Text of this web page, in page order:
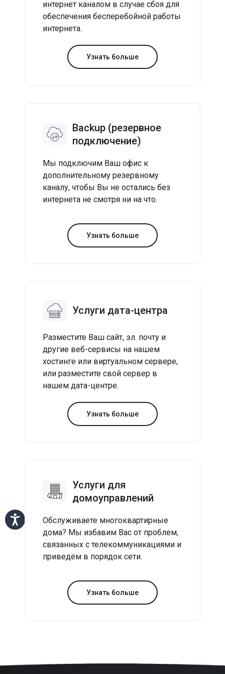
интернет каналом в случае сбоя для
обеспечения бесперебойной работы
интернета.
Узнать больше
Backup (резервное
подключение)
Мы подключим Ваш офис к
дополнительному резервному
каналу, чтобы Вы не остались без
интернета не смотря ни на что.
Узнать больше
Услуги дата-центра
Разместите Ваш сайт, эл. почту и
другие веб-сервисы на нашем
хостинге или виртуальном сервере,
или разместите свой сервер в
нашем дата-центре.
Узнать больше
Услуги для
домоуправлений
Обслуживаете многоквартирные
дома? Мы избавим Вас от проблем,
связанных с телекоммуникациями и
приведём в порядок сети.
Узнать больше